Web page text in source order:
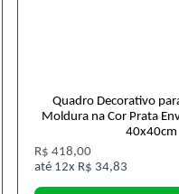
Quadro Decorativo
Moldura na Cor Prata
40x40cm
R$ 418,00
12x R$ 34,83